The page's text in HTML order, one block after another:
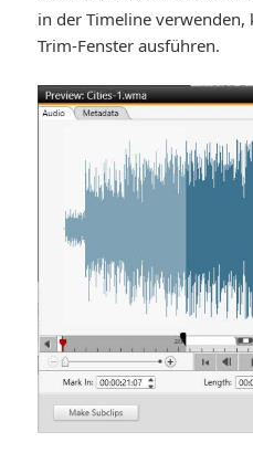
in der Timeline verwenden,
Trim-Fenster ausführen.